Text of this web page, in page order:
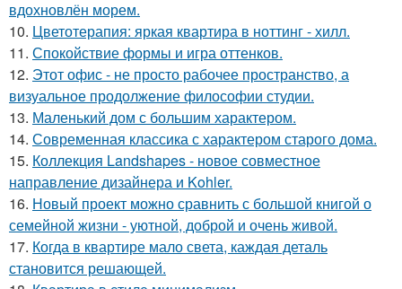
вдохновлён морем.
10. Цветотерапия: яркая квартира в ноттинг - хилл.
11. Спокойствие формы и игра оттенков.
12. Этот офис - не просто рабочее пространство, а
визуальное продолжение философии студии.
13. Маленький дом с большим характером.
14. Современная классика с характером старого дома.
15. Коллекция Landshapes - новое совместное
направление дизайнера и Kohler.
16. Новый проект можно сравнить с большой книгой о
семейной жизни - уютной, доброй и очень живой.
17. Когда в квартире мало света, каждая деталь
становится решающей.